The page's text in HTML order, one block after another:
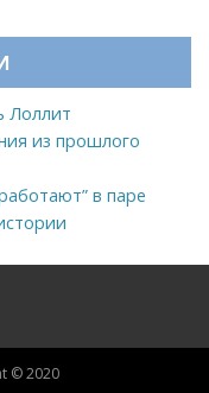
Лоллит
из прошлого
в паре
© 2020